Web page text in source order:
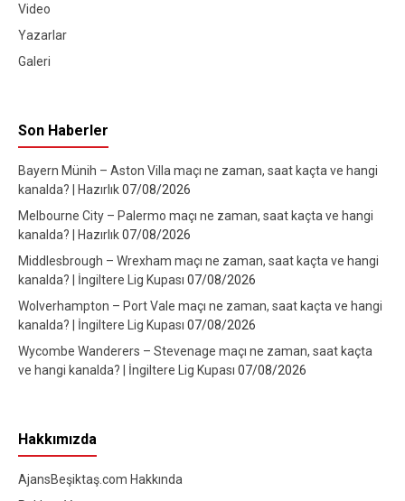
Video
Yazarlar
Galeri
Son Haberler
Bayern Münih – Aston Villa maçı ne zaman, saat kaçta ve hangi
kanalda? | Hazırlık07/08/2026
Melbourne City – Palermo maçı ne zaman, saat kaçta ve hangi
kanalda? | Hazırlık07/08/2026
Middlesbrough – Wrexham maçı ne zaman, saat kaçta ve hangi
kanalda? | İngiltere Lig Kupası 07/08/2026
Wolverhampton – Port Vale maçı ne zaman, saat kaçta ve hangi
kanalda? | İngiltere Lig Kupası 07/08/2026
Wycombe Wanderers – Stevenage maçı ne zaman, saat kaçta
ve hangi kanalda? | İngiltere Lig Kupası 07/08/2026
Hakkımızda
AjansBeşiktaş.com Hakkında